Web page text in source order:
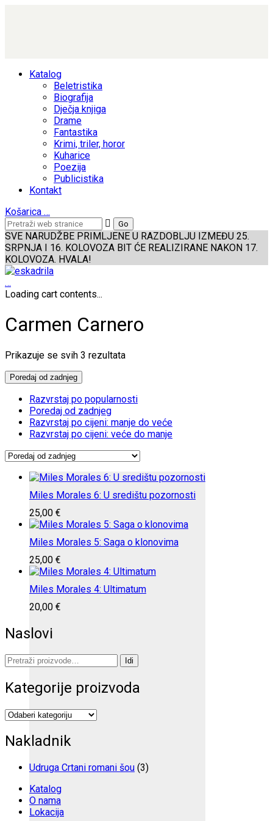
Katalog
Beletristika
Biografija
Dječja knjiga
Drame
Fantastika
Krimi, triler, horor
Kuharice
Poezija
Publicistika
Kontakt
Košarica …
SVE NARUDŽBE PRIMLJENE U RAZDOBLJU IZMEĐU 25.
SRPNJA I 16. KOLOVOZA BIT ĆE REALIZIRANE NAKON 17.
KOLOVOZA. HVALA!
…
Loading cart contents...
Carmen Carnero
Prikazuje se svih 3 rezultataPoredano
Poredaj od zadnjeg
Razvrstaj po popularnosti
Poredaj od zadnjeg
Razvrstaj po cijeni: manje do veće
Razvrstaj po cijeni: veće do manje
Miles Morales 6: U središtu pozornosti
25,00 €
Miles Morales 5: Saga o klonovima
25,00 €
Miles Morales 4: Ultimatum
20,00 €
Naslovi
Pretraži: Idi
Kategorije proizvoda
Nakladnik
Udruga Crtani romani šou (3)
Katalog
O nama
Lokacija